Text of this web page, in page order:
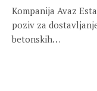
Kompanija Avaz
poziv za
betonskih…